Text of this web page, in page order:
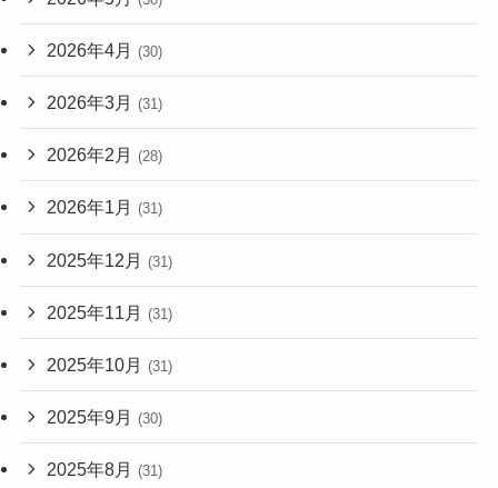
2026年4月 (30)
2026年3月 (31)
2026年2月 (28)
2026年1月 (31)
2025年12月 (31)
2025年11月 (31)
2025年10月 (31)
2025年9月 (30)
2025年8月 (31)